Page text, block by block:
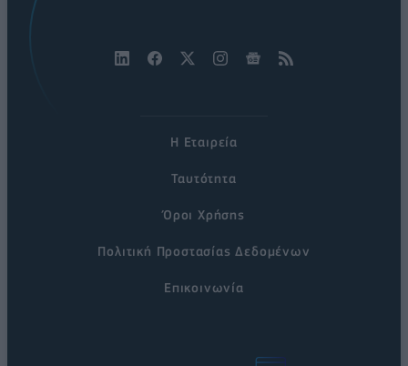
Η Εταιρεία
Ταυτότητα
Όροι Χρήσης
Πολιτική Προστασίας Δεδομένων
Επικοινωνία